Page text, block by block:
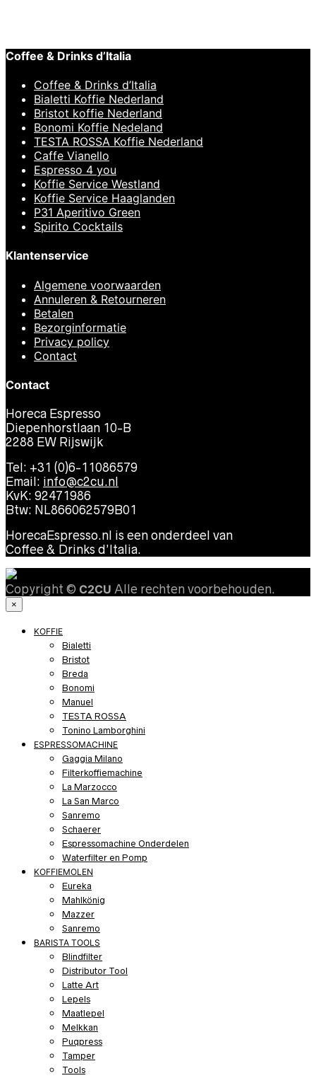
Coffee & Drinks d’Italia
Coffee & Drinks d’Italia
Bialetti Koffie Nederland
Bristot koffie Nederland
Bonomi Koffie Nedeland
TESTA ROSSA Koffie Nederland
Caffe Vianello
Espresso 4 you
Koffie Service Westland
Koffie Service Haaglanden
P31 Aperitivo Green
Spirito Cocktails
Klantenservice
Algemene voorwaarden
Annuleren & Retourneren
Betalen
Bezorginformatie
Privacy policy
Contact
Contact
Horeca Espresso
Diepenhorstlaan 10-B
2288 EW Rijswijk
Tel: +31 (0)6-11086579
Email: info@c2cu.nl
KvK: 92471986
Btw: NL866062579B01
HorecaEspresso.nl is een onderdeel van
Coffee & Drinks d’Italia.
Copyright © C2CU Alle rechten voorbehouden.
×
KOFFIE
Bialetti
Bristot
Breda
Bonomi
Manuel
TESTA ROSSA
Tonino Lamborghini
ESPRESSOMACHINE
Gaggia Milano
Filterkoffiemachine
La Marzocco
La San Marco
Sanremo
Schaerer
Espressomachine Onderdelen
Waterfilter en Pomp
KOFFIEMOLEN
Eureka
Mahlkönig
Mazzer
Sanremo
BARISTA TOOLS
Blindfilter
Distributor Tool
Latte Art
Lepels
Maatlepel
Melkkan
Puqpress
Tamper
Tools